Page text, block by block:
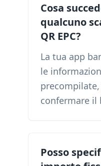
Cosa
qualcuno
QR EPC?
La tua app
le
confermare il
Posso